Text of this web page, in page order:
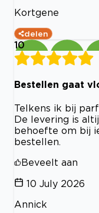
Kortgene
delen
10
Bestellen gaat
Telkens ik bij
De levering is
behoefte om bij
bestellen.
Beveelt aan
10 July 2026
Annick